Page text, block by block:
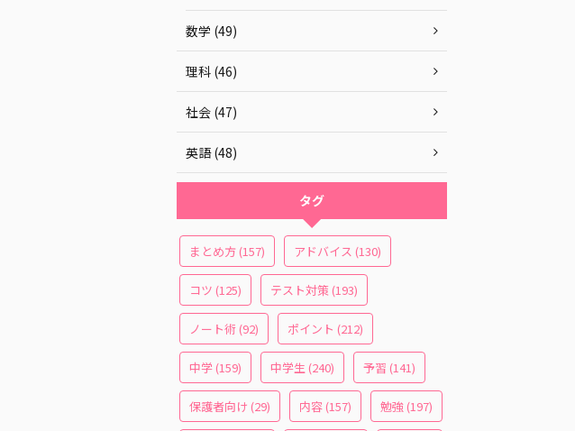
数学 (49)
理科 (46)
社会 (47)
英語 (48)
タグ
まとめ方(157) アドバイス (130)
コツ (125) テスト対策(193)
ノート術(92) ポイント (212)
中学(159) 中学生(240) 予習 (141)
保護者向け (29) 内容(157) 勉強(197)